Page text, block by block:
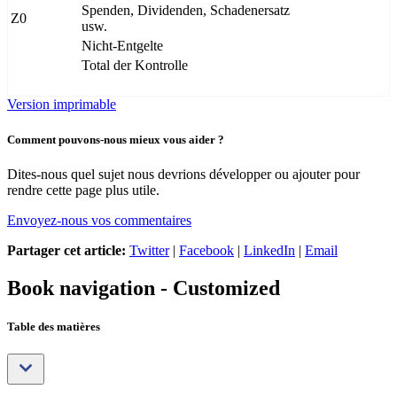
Z0
Spenden, Dividenden, Schadenersatz
usw.
Nicht-Entgelte
Total der Kontrolle
Version imprimable
Comment pouvons-nous mieux vous aider ?
Dites-nous quel sujet nous devrions développer ou ajouter pour
rendre cette page plus utile.
Envoyez-nous vos commentaires
Partager cet article: Twitter| Facebook | LinkedIn | Email
Book navigation - Customized
Table des matières